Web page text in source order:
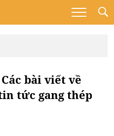
bài viết về
tức gang thép